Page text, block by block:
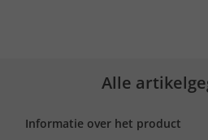
Alle
Informatie over het product